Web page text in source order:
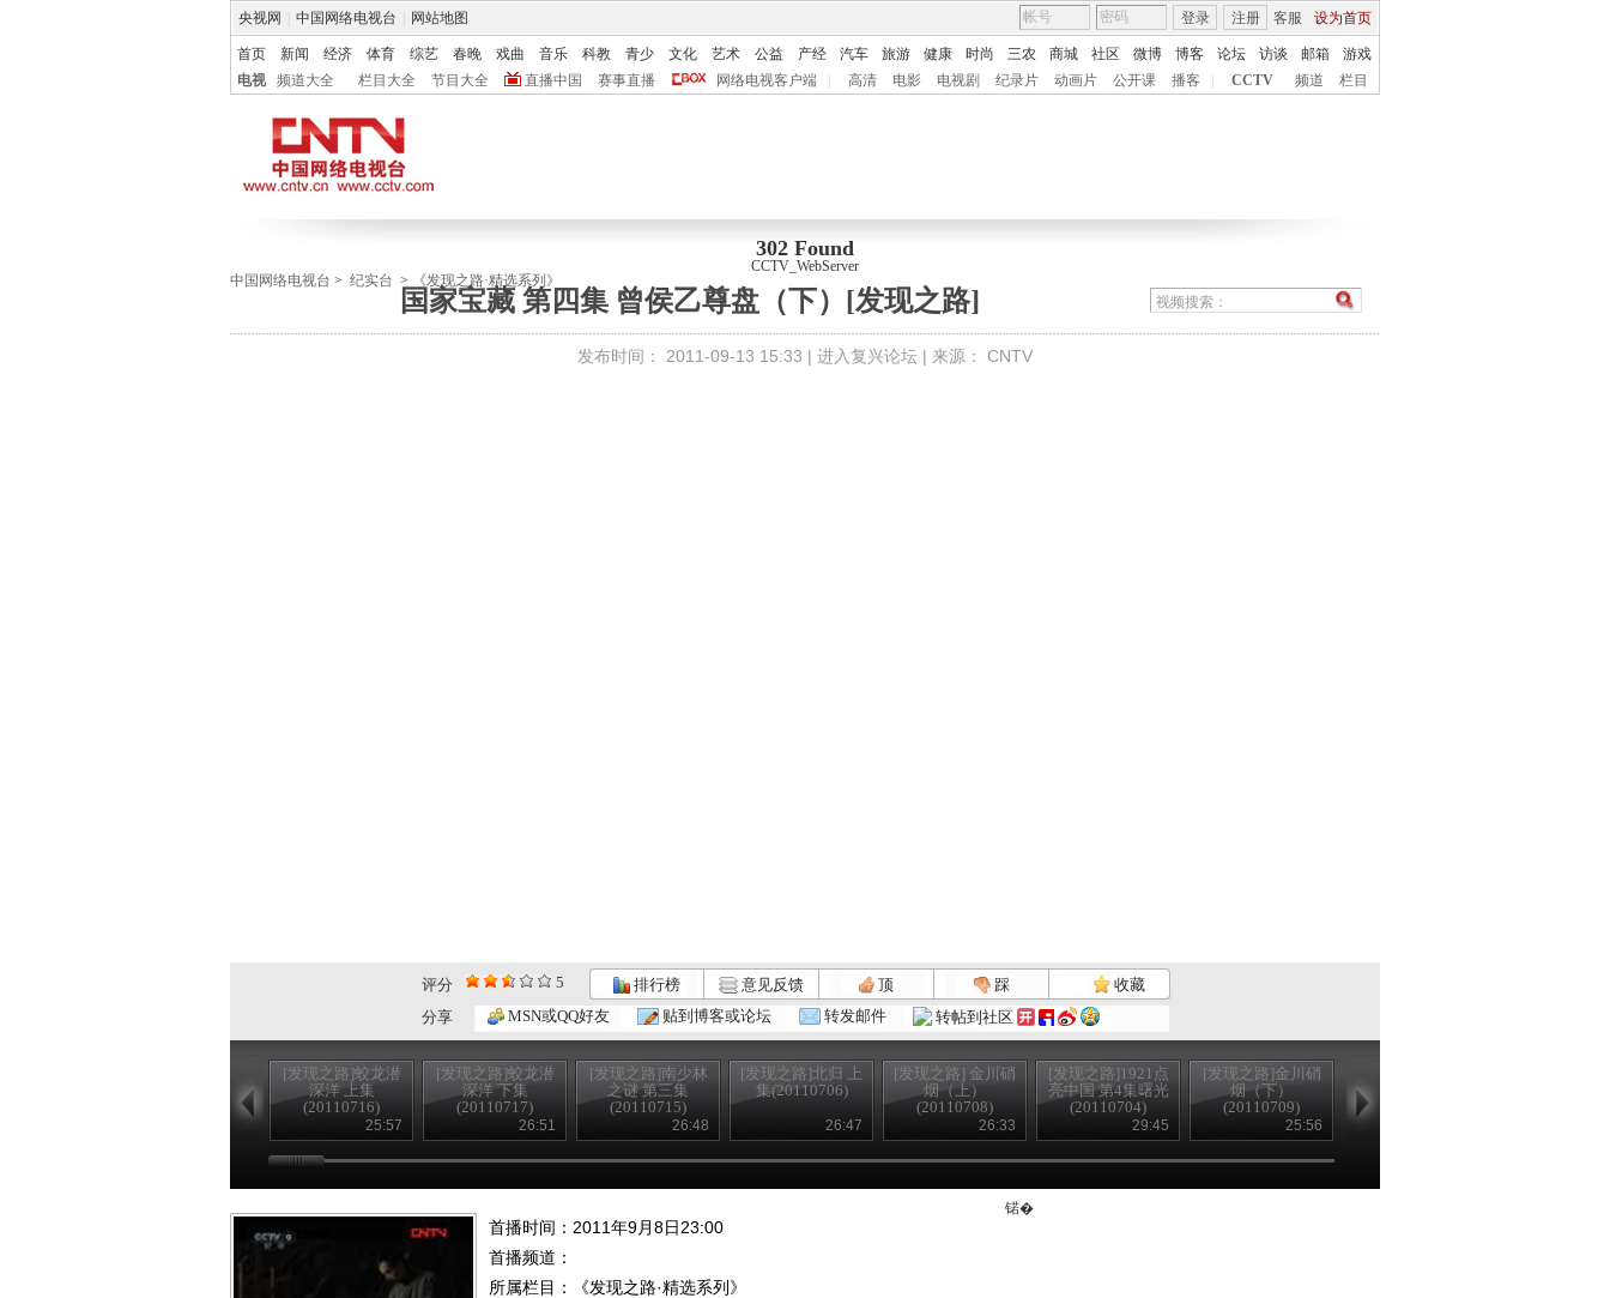
央视网 中国网络电视台 网站地图 客服 设为首页
登录 注册
首页 新闻 经济 体育 综艺 春晚 戏曲 音乐 科教 青少 文化 艺术 公益 产经 汽车 旅游 健康 时尚 三农 商城 社区 微博 博客 论坛 访谈 邮箱
游戏
电视
频道大全 栏目大全 节目大全 直播中国 赛事直播 网络电视客户端 高清 电影 电视剧 纪录片 动画片 公开课 播客 CCTV 频道 栏目
302 Found
CCTV_WebServer
中国网络电视台 > 纪实台 > 《发现之路·精选系列》
国家宝藏 第四集 曾侯乙尊盘（下）[发现之路]
发布时间： 2011-09-13 15:33 | 进入复兴论坛 | 来源： CNTV
评分 5 排行榜 意见反馈 顶 踩
收藏
分享
MSN或QQ好友 贴到博客或论坛 转发邮件 转帖到社区
[发现之路]蛟龙潜
深洋 上集
(20110716)
25:57
[发现之路]蛟龙潜
深洋 下集
(20110717)
26:51
[发现之路]南少林
之谜 第三集
(20110715)
26:48
[发现之路]北归 上
集(20110706)
26:47
[发现之路] 金川硝
烟（上）
(20110708)
26:33
[发现之路]1921点
亮中国 第4集曙光
(20110704)
29:45
[发现之路]金川硝
烟（下）
(20110709)
25:56
踪 上(20110711)
首播时间：2011年9月8日23:00
首播频道：
所属栏目：
《发现之路·精选系列》
锘�